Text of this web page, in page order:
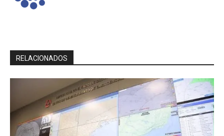
RELACIONADOS